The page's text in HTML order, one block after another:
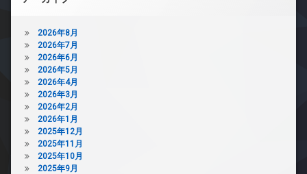
2026年8月
2026年7月
2026年6月
2026年5月
2026年4月
2026年3月
2026年2月
2026年1月
2025年12月
2025年11月
2025年10月
2025年9月